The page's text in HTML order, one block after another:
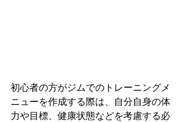
初心者の方がジムでのトレーニングメ
ニューを作成する際は、自分自身の体
力や目標、健康状態などを考慮する必